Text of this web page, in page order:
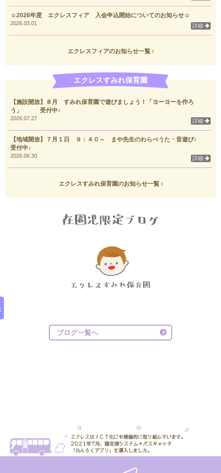
☺2026年度 エクレスフィア 入会申込開始についてのお知らせ☺
2026.03.01 詳細
エクレスフィアのお知らせ一覧
エクレスすみれ保育園
【施設開放】８月 すみれ保育園で遊びましょう！「ヨーヨーを作ろ
う」 受付中♪
2026.07.27 詳細
【地域開放】７月１日 ９：４０～ まや先生のわらべうた・音遊び♪
受付中♪
2026.06.30 詳細
エクレスすみれ保育園のお知らせ一覧
ブログ一覧へ